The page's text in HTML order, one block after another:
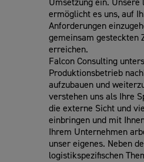
ermöglicht es uns, auf
Anforderungen
gemeinsam gesteckten
erreichen.
Falcon Consulting
Produktionsbetrieb
aufzubauen und
verstehen uns als Ihre
die externe Sicht und
einbringen und mit
Ihrem Unternehmen
unser eigenes. Neben
logistikspezifischen